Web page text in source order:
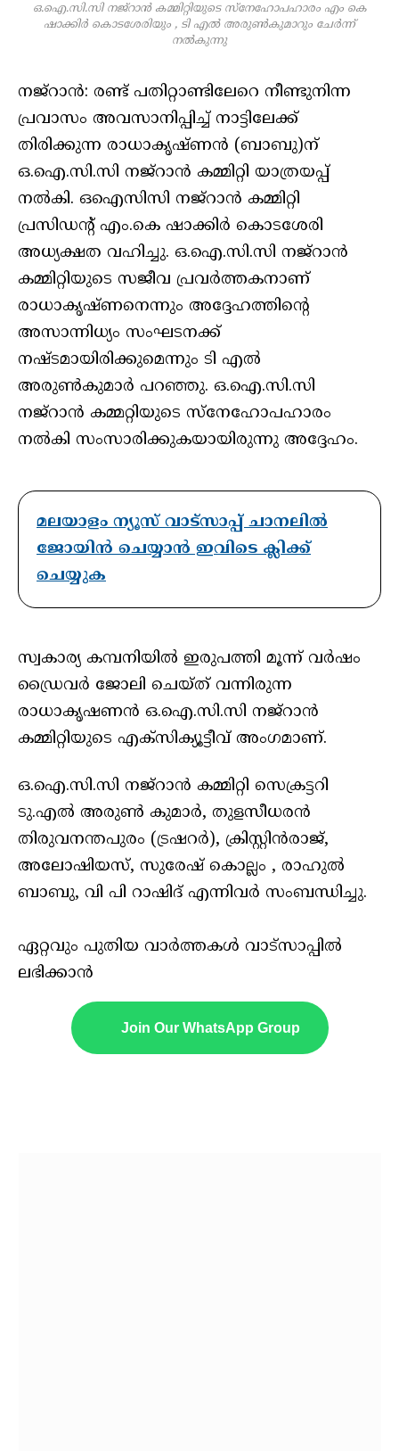
ഒ.ഐ.സി.സി നജ്‌റാൻ കമ്മിറ്റിയുടെ സ്നേഹോപഹാരം എം കെ
ഷാക്കിർ കൊടശേരിയും , ടി എൽ അരുൺകുമാറും ചേർന്ന്
നൽകുന്നു
നജ്‌റാൻ: രണ്ട്‌ പതിറ്റാണ്ടിലേറെ നീണ്ടുനിന്ന
പ്രവാസം അവസാനിപ്പിച്ച്‌ നാട്ടിലേക്ക്
തിരിക്കുന്ന രാധാകൃഷ്ണൻ (ബാബു)ന്‌
ഒ.ഐ.സി.സി നജ്റാൻ കമ്മിറ്റി യാത്രയപ്പ്
നൽകി. ഒഐസിസി നജ്റാൻ കമ്മിറ്റി
പ്രസിഡന്റ് എം.കെ ഷാക്കിർ കൊടശേരി
അധ്യക്ഷത വഹിച്ചു. ഒ.ഐ.സി.സി നജ്റാൻ
കമ്മിറ്റിയുടെ സജീവ പ്രവർത്തകനാണ്
രാധാകൃഷ്ണനെന്നും അദ്ദേഹത്തിന്റെ
അസാന്നിധ്യം സംഘടനക്ക്
നഷ്ടമായിരിക്കുമെന്നും ടി എൽ
അരുൺകുമാർ പറഞ്ഞു. ഒ.ഐ.സി.സി
നജ്‌റാൻ കമ്മറ്റിയുടെ സ്നേഹോപഹാരം
നൽകി സംസാരിക്കുകയായിരുന്നു അദ്ദേഹം.
മലയാളം ന്യൂസ് വാട്സാപ്പ് ചാനലിൽ
ജോയിൻ ചെയ്യാൻ ഇവിടെ ക്ലിക്ക്
ചെയ്യുക
സ്വകാര്യ കമ്പനിയിൽ ഇരുപത്തി മൂന്ന് വർഷം
ഡ്രൈവർ ജോലി ചെയ്ത്‌ വന്നിരുന്ന
രാധാകൃഷണൻ ഒ.ഐ.സി.സി നജ്റാൻ
കമ്മിറ്റിയുടെ എക്സിക്യൂട്ടീവ് അംഗമാണ്‌.
ഒ.ഐ.സി.സി നജ്റാൻ കമ്മിറ്റി സെക്രട്ടറി
ടു.എൽ അരുൺ കുമാർ, തുളസീധരൻ
തിരുവനന്തപുരം (ട്രഷറർ), ക്രിസ്റ്റിൻരാജ്,
അലോഷിയസ്, സുരേഷ് കൊല്ലം , രാഹുൽ
ബാബു, വി പി റാഷിദ്‌ എന്നിവർ സംബന്ധിച്ചു.
ഏറ്റവും പുതിയ വാർത്തകൾ വാട്സാപ്പിൽ
ലഭിക്കാൻ
Join Our WhatsApp Group